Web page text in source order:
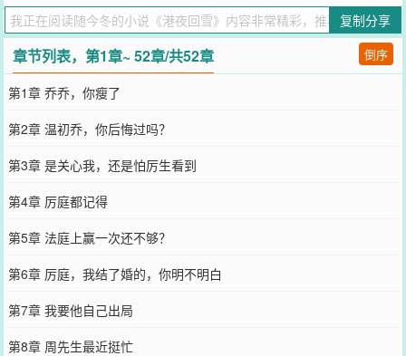
庭抬眼看她，像在看一个闹脾气的小孩。后来风水轮流转，再见面，
是家事法庭。这一次，厉庭成了原告。男人抬眸，唇边带笑，用粤语
一字一句回答法官的话：“当然是告我太太，未经同意，与我分居。”
一时间，全港哗然。-整个港城都知道，温初乔是在厉家长大的。十五
岁那年，她住进厉家，二十岁那年，他们却闹的很难堪。温初乔甚至
亲口对他说过：“我这辈子，都不想再见到你。”可她人生最狼狈的那
个雪夜，离婚、净身出户、无处可去。最后敲开的，依旧是厉庭的
门。大雪漫天，温初乔站在门外，冻得浑身发抖。男人垂眸，视线落
在她通红的眼尾，淡声问：“身份证带了没？”温初乔怔住，下一秒，
厉庭已经扣住她的手腕，带着她往外走。风雪灌满长廊。男人头也没
回，只丢下两个字：“领证。”-后来，大雪封山，温初乔被困事故区。
港媒铺天盖地报道那场暴雪时。有人看见，厉庭独自上山。那一夜。
比救援先抵达的，是温初乔的爱人。
您要是觉得《港夜回雪》还不错的话请不要忘记向您QQ群和微博微信
里的朋友推荐哦！
复制分享
章节列表，第1章~ 52章/共52章 倒序
第1章 乔乔，你瘦了
第2章 温初乔，你后悔过吗？
第3章 是关心我，还是怕厉生看到
第4章 厉庭都记得
第5章 法庭上赢一次还不够？
第6章 厉庭，我结了婚的，你明不明白
第7章 我要他自己出局
第8章 周先生最近挺忙